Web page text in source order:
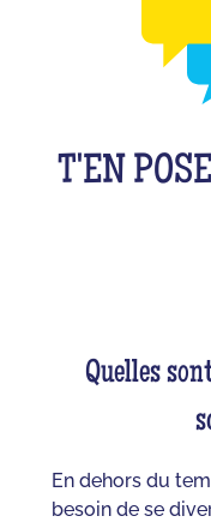
T'EN
Quelles
En dehors du
besoin de se